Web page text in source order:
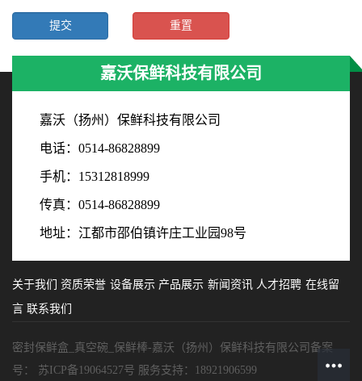
嘉沃保鲜科技有限公司
嘉沃（扬州）保鲜科技有限公司
电话：0514-86828899
手机：15312818999
传真：0514-86828899
地址：江都市邵伯镇许庄工业园98号
关于我们 资质荣誉 设备展示 产品展示 新闻资讯 人才招聘 在线留
言 联系我们
密封保鲜盒_真空碗_保鲜棒-嘉沃（扬州）保鲜科技有限公司备案
号： 苏ICP备19064527号 服务支持： 18921906599